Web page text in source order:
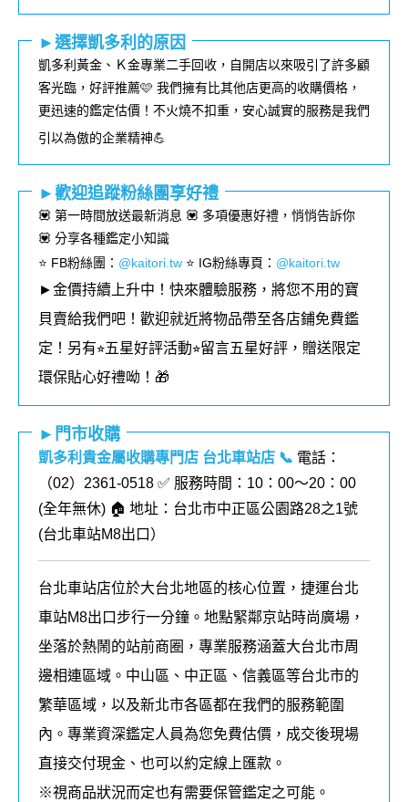
►選擇凱多利的原因
凱多利黃金、Ｋ金專業二手回收，自開店以來吸引了許多顧
客光臨，好評推薦🩷 我們擁有比其他店更高的收購價格，
更迅速的鑑定估價！不火燒不扣重，安心誠實的服務是我們
引以為傲的企業精神💪
►歡迎追蹤粉絲團享好禮
💟 第一時間放送最新消息 💟 多項優惠好禮，悄悄告訴你
💟 分享各種鑑定小知識
⭐️ FB粉絲團 ： @kaitori.tw ⭐️ IG粉絲專頁 ： @kaitori.tw
►金價持續上升中！快來體驗服務，將您不用的寶
貝賣給我們吧！歡迎就近將物品帶至各店鋪免費鑑
定！ 另有⭐︎五星好評活動⭐︎留言五星好評，贈送限定
環保貼心好禮呦！🎁
►門市收購
凱多利貴金屬收購專門店 台北車站店 📞 電話：
（02）2361-0518 ✅ 服務時間：10：00～20：00
(全年無休) 🏠 地址：台北市中正區公園路28之1號
(台北車站M8出口 ）
台北車站店位於大台北地區的核心位置，捷運台北
車站M8出口步行一分鐘。地點緊鄰京站時尚廣場，
坐落於熱鬧的站前商圈，專業服務涵蓋大台北市周
邊相連區域。中山區、中正區、信義區等台北市的
繁華區域，以及新北市各區都在我們的服務範圍
內 。 專業資深鑑定人員為您免費估價，成交後現場
直接交付現金、也可以約定線上匯款。
※視商品狀況而定也有需要保管鑑定之可能。